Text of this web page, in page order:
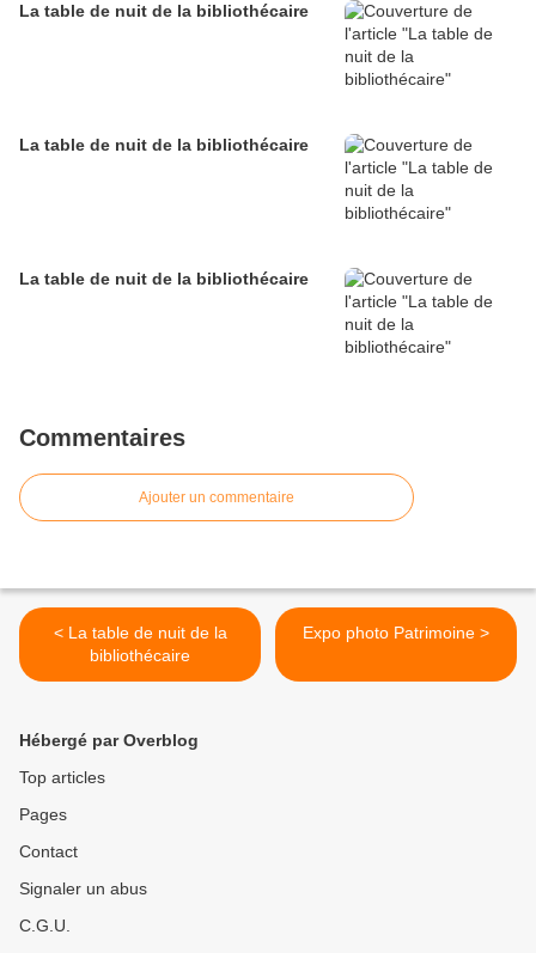
La table de nuit de la bibliothécaire
La table de nuit de la bibliothécaire
La table de nuit de la bibliothécaire
Commentaires
Ajouter un commentaire
< La table de nuit de la
bibliothécaire
Expo photo Patrimoine >
Hébergé par Overblog
Top articles
Pages
Contact
Signaler un abus
C.G.U.